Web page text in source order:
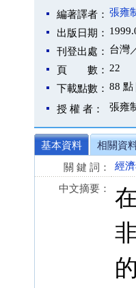
編著譯者： 張雍
出版日期：
刊登出處： 台灣
頁 數： 22
下載點數： 88 點
授 權 者： 張雍
基本資料
相關資
關 鍵 詞：
經
中文摘要：